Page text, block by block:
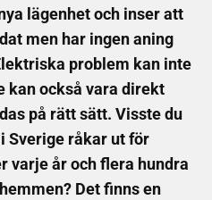
lägenhet och inser att
men har ingen aning
problem kan inte
kan också vara direkt
på rätt sätt. Visste du
Sverige råkar ut för
varje år och flera hundra
Det finns en